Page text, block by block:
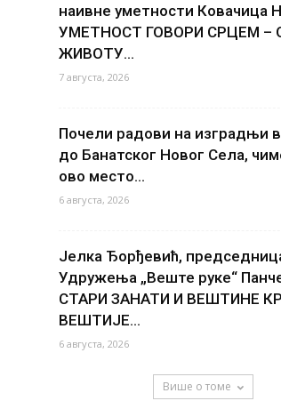
наивне уметности Ковачица
УМЕТНОСТ ГОВОРИ СРЦЕМ –
ЖИВОТУ...
7 августа, 2026
Почели радови на изградњи
до Банатског Новог Села,
ово место...
6 августа, 2026
Јелка Ђорђевић,
Удружења „Веште руке“
СТАРИ ЗАНАТИ И ВЕШТИНЕ
ВЕШТИЈЕ...
6 августа, 2026
Више о томе